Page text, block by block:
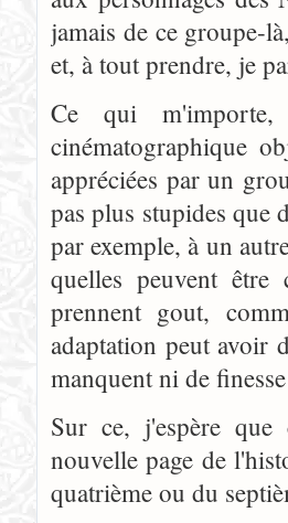
jamais de ce groupe-
et, à tout prendre, je
Ce qui
cinématographique
appréciées par un
pas plus stupides que
par exemple, à un
quelles peuvent
prennent gout,
adaptation peut avoir
manquent ni de
Sur ce, j'espère que
nouvelle page de
quatrième ou du